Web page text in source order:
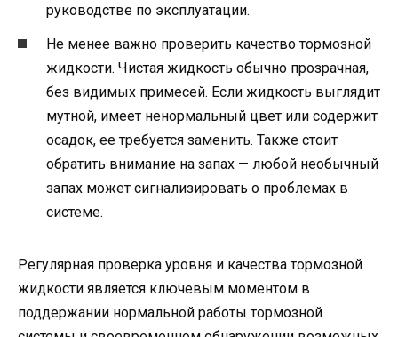
руководстве по эксплуатации.
Не менее важно проверить качество тормозной
жидкости. Чистая жидкость обычно прозрачная,
без видимых примесей. Если жидкость выглядит
мутной, имеет ненормальный цвет или содержит
осадок, ее требуется заменить. Также стоит
обратить внимание на запах — любой необычный
запах может сигнализировать о проблемах в
системе.
Регулярная проверка уровня и качества тормозной
жидкости является ключевым моментом в
поддержании нормальной работы тормозной